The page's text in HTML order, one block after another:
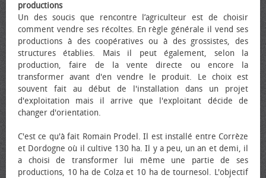
productions
Un des soucis que rencontre l’agriculteur est de choisir
comment vendre ses récoltes. En règle générale il vend ses
productions à des coopératives ou à des grossistes, des
structures établies. Mais il peut également, selon la
production, faire de la vente directe ou encore la
transformer avant d'en vendre le produit. Le choix est
souvent fait au début de l'installation dans un projet
d'exploitation mais il arrive que l'exploitant décide de
changer d'orientation.
C'est ce qu'à fait Romain Prodel. Il est installé entre Corrèze
et Dordogne où il cultive 130 ha. Il y a peu, un an et demi, il
a choisi de transformer lui même une partie de ses
productions, 10 ha de Colza et 10 ha de tournesol. L'objectif